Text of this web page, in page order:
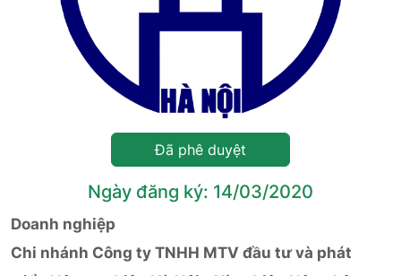
Đã phê duyệt
Ngày đăng ký: 14/03/2020
Doanh nghiệp
Chi nhánh Công ty TNHH MTV đầu tư và phát